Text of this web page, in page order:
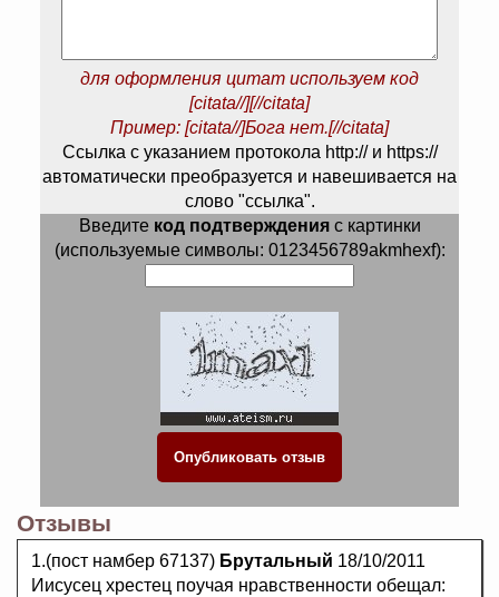
для оформления цитат используем код
[citata//][//citata]
Пример: [citata//]Бога нет.[//citata]
Ссылка с указанием протокола http:// и https://
автоматически преобразуется и навешивается на
слово "ссылка".
Введите код подтвержденияс картинки
(используемые символы: 0123456789akmhexf):
Отзывы
1.(пост намбер 67137) Брутальный 18/10/2011
Иисусец хрестец поучая нравственности обещал: